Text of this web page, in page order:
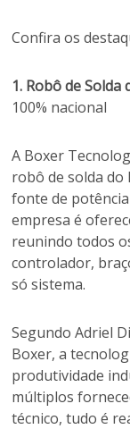
Confira os
1. Robô de Solda
100% nacional
A Boxer
robô de solda do
fonte de
empresa é
reunindo todos
controlador,
só sistema.
Segundo Adriel
Boxer, a
produtividade
múltiplos
técnico, tudo é